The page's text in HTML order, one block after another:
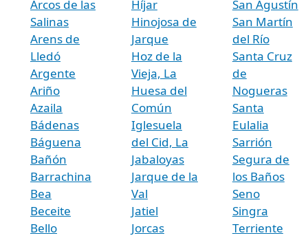
Arcos de las
Salinas
Arens de
Lledó
Argente
Ariño
Azaila
Bádenas
Báguena
Bañón
Barrachina
Bea
Beceite
Bello
Híjar
Hinojosa de
Jarque
Hoz de la
Vieja, La
Huesa del
Común
Iglesuela
del Cid, La
Jabaloyas
Jarque de la
Val
Jatiel
Jorcas
San Agustín
San Martín
del Río
Santa Cruz
de
Nogueras
Santa
Eulalia
Sarrión
Segura de
los Baños
Seno
Singra
Terriente